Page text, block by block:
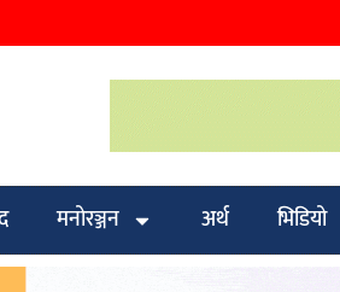
मनोरञ्जन अर्थ भिडियो